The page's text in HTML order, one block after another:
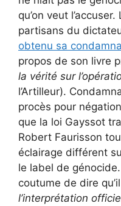
qu’on veut
partisans du
obtenu sa
propos de son livre
la vérité sur
l’Artilleur).
procès pour
que la loi Gayssot
Robert Faurisson
éclairage différent
le label de
coutume de dire
l’interprétation